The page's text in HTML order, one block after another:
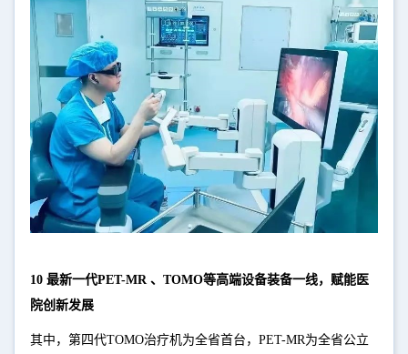
10 最新一代PET-MR 、TOMO等高端设备装备一线，赋能医
院创新发展
其中，第四代TOMO治疗机为全省首台，PET-MR为全省公立